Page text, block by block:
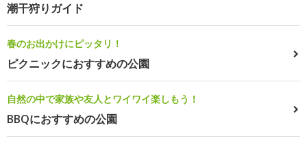
潮干狩りガイド
春のお出かけにピッタリ！
ピクニックにおすすめの公園
自然の中で家族や友人とワイワイ楽しもう！
BBQにおすすめの公園